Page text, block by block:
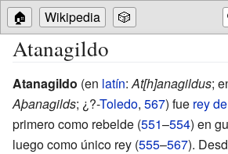
🏠 Wikipedia 🎲
Atanagildo
Atanagildo (en latín: At[h]anagildus;
Aþanagilds; ¿?-Toledo, 567) fue rey
primero como rebelde (551–554) en
luego como único rey (555–567).